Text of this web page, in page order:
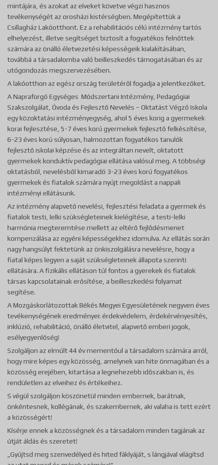
mintájára, és azokat az elveket követve végzi hasznos
tevékenységét az orosházi kistérségben. Megépítettük a
Csillagház Lakóotthont. Ez a rehabilitációs célú intézmény tartós
elhelyezést, illetve segítséget biztosít a fogyatékos felnőttek
számára az önálló életvezetési képességeik kialakításában,
továbbá a társadalomba való beilleszkedés támogatásában és az
utógondozás megszervezésében.
A lakóotthon az egész ország területéről fogadja a jelentkezőket.
A Napraforgó Egységes Módszertani Intézmény, Pedagógiai
Szakszolgálat, Óvoda és Fejlesztő Nevelés – Oktatást Végző Iskola
egy közoktatási intézményegység, ahol 5 éves korig a gyermekek
korai fejlesztése, 5-7 éves korú gyermekek fejlesztő felkészítése,
6-23 éves korú súlyosan, halmozottan fogyatékos tanulók
fejlesztő iskolai képzése és az integráltan nevelt, oktatott
gyermekek konduktív pedagógiai ellátása valósul meg. A többségi
oktatásból, nevelésből kimaradó 3-23 éves korú fogyatékos
gyermekek és fiatalok számára nyújt megoldást a nappali
intézményi ellátásunk.
Az intézmény alapvető nevelési, fejlesztési feladata a gyermek és
fiatalok testi, lelki szükségleteinek kielégítése, a testi-lelki
harmónia megteremtése mellett az eltérő fejlődésmenet
kompenzálása az egyéni képességekhez idomulva. Az ellátás során
nagy hangsúlyt fektetünk az önkiszolgálásra nevelésre, hogy a
fiatal képes legyen a saját szükségleteinek állapota szerinti
ellátására. A fizikális ellátáson túl fontos a gyerekek és fiatalok
társas kapcsolatainak erősítése, a beilleszkedési folyamat
segítése.
A Mozgáskorlátozottak Békés Megyei Egyesületének negyven éves
tevékenységének eredményei: érdekvédelem, érdekérvényesítés,
inklúzió, rehabilitáció, önálló életvitel, alapvető emberi jogok,
esélyegyenlőség!
Szolgáljon az elmúlt 44 év mementóul a társadalom számára arról,
hogy mire képes egy közösség, amelynek van hite önmagában és a
közösség erejében, kitartása a legnehezebb időszakban is, és
rendületlen az elveihez és értékeihez.
S végül szolgáljon köszönetül minden embernek, barátnak,
önkéntesnek, kollégának, és szakembernek, aki valaha is tett ezért
a közösségért!
Kísérje ennek a közösségnek és a társadalom minden tagjának az
útját áldás és szeretet!
„Gyújtsd meg szenvedélyed és hited fáklyáját, s lángjával világítsd